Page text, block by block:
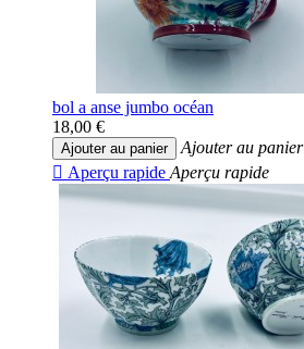
bol a anse jumbo océan
18,00 €
Ajouter au panier
Ajouter au panier
 Aperçu rapide Aperçu rapide